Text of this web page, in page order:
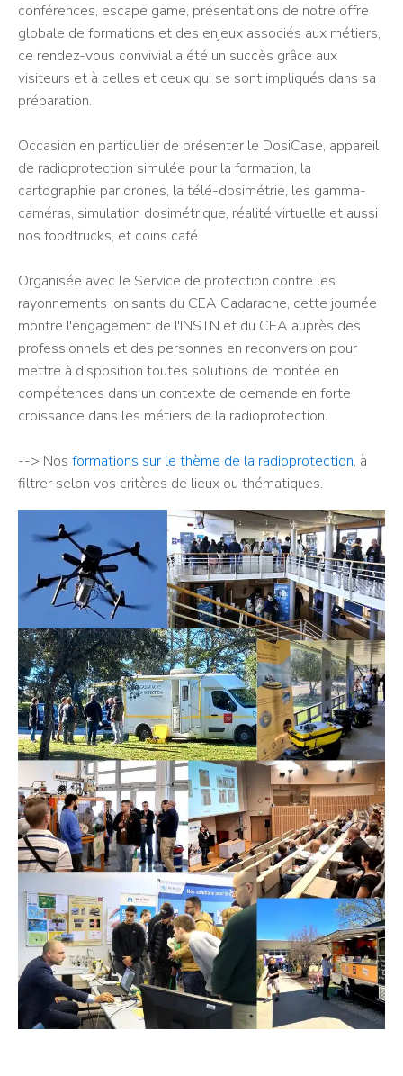
conférences, escape game, présentations de notre offre
globale de formations et des enjeux associés aux métiers,
ce rendez-vous convivial a été un succès grâce aux
visiteurs et à celles et ceux qui se sont impliqués dans sa
préparation.
Occasion en particulier de présenter le DosiCase, appareil
de radioprotection simulée pour la formation, la
cartographie par drones, la télé-dosimétrie, les gamma-
caméras, simulation dosimétrique, réalité virtuelle et aussi
nos foodtrucks, et coins café.
Organisée avec le Service de protection contre les
rayonnements ionisants du CEA Cadarache, cette journée
montre l'engagement de l'INSTN et du CEA auprès des
professionnels et des personnes en reconversion pour
mettre à disposition toutes solutions de montée en
compétences dans un contexte de demande en forte
croissance dans les métiers de la radioprotection.
--> Nos formations sur le thème de la radioprotection, à
filtrer selon vos critères de lieux ou thématiques.